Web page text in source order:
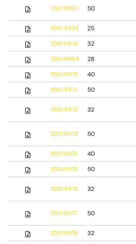
1001.9927 50
1001.9934 25
1001.9935
32
1001.9969
28
1001.9970
40
1001.9971
50
1001.9972 32
1001.9973 50
1001.9974 40
1001.9975
50
1001.9976 32
1001.9977 50
1001.9978 32